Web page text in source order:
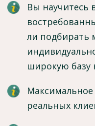
Вы научитесь
ли подбирать
широкую базу
Максимальное
реальных